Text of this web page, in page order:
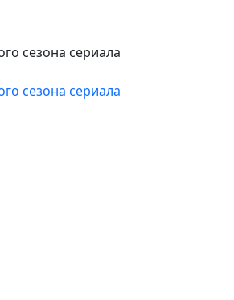
сезона сериала
сезона сериала